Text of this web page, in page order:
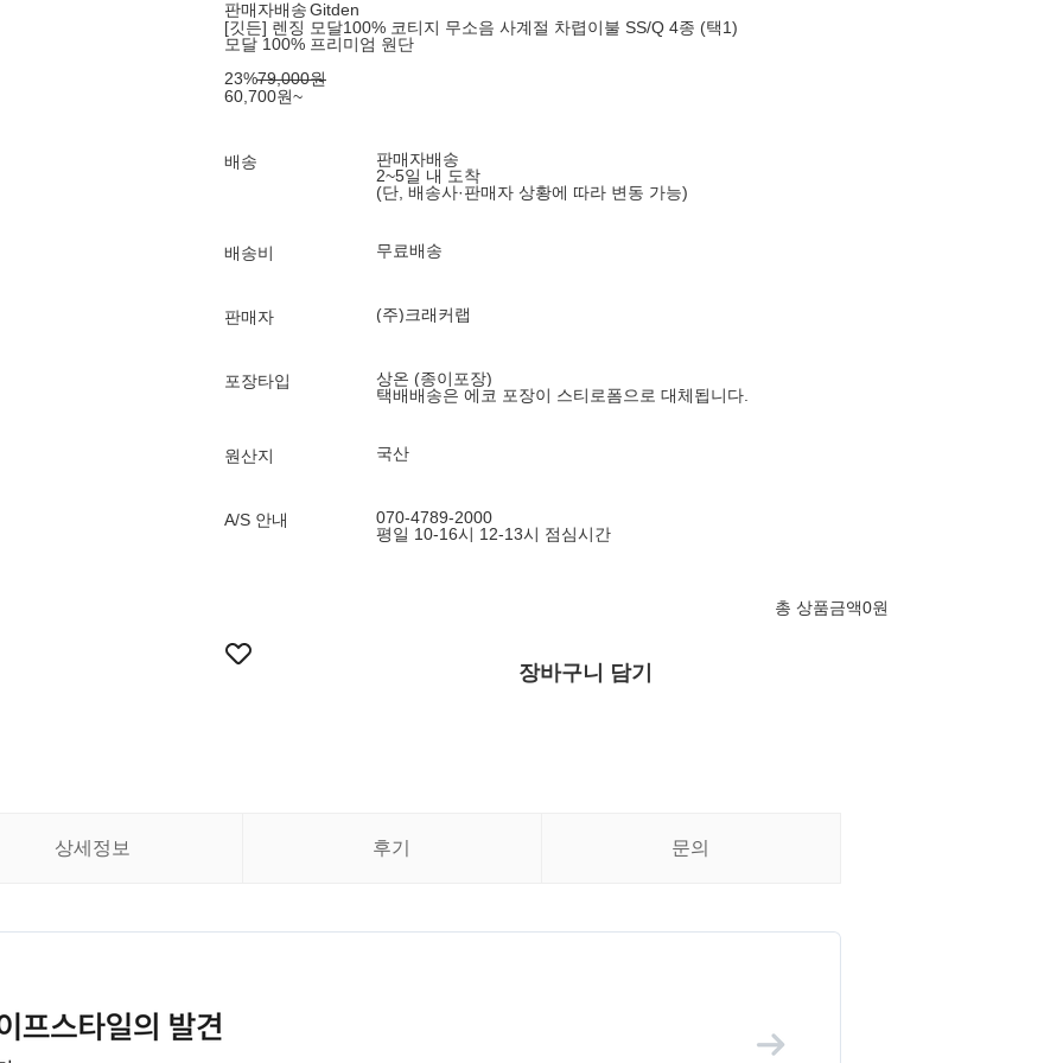
판매자배송Gitden
[깃든] 렌징 모달100% 코티지 무소음 사계절 차렵이불 SS/Q 4종 (택1)
모달 100% 프리미엄 원단
23%79,000원
60,700원~
배송
판매자배송
2~5일 내 도착
(단, 배송사·판매자 상황에 따라 변동 가능)
배송비 무료배송
판매자 (주)크래커랩
포장타입
상온 (종이포장)
택배배송은 에코 포장이 스티로폼으로 대체됩니다.
원산지 국산
A/S 안내
070-4789-2000
평일 10-16시 12-13시 점심시간
총 상품금액0원
장바구니 담기
상세정보 후기 문의